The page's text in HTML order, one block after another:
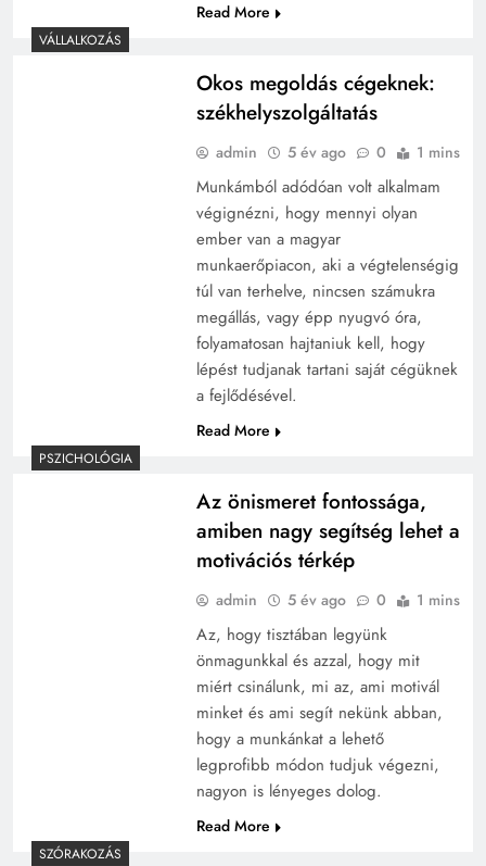
Read More
VÁLLALKOZÁS
Okos megoldás cégeknek:
székhelyszolgáltatás
admin 5 év ago 0 1 mins
Munkámból adódóan volt alkalmam
végignézni, hogy mennyi olyan
ember van a magyar
munkaerőpiacon, aki a végtelenségig
túl van terhelve, nincsen számukra
megállás, vagy épp nyugvó óra,
folyamatosan hajtaniuk kell, hogy
lépést tudjanak tartani saját cégüknek
a fejlődésével.
Read More
PSZICHOLÓGIA
Az önismeret fontossága,
amiben nagy segítség lehet a
motivációs térkép
admin 5 év ago 0 1 mins
Az, hogy tisztában legyünk
önmagunkkal és azzal, hogy mit
miért csinálunk, mi az, ami motivál
minket és ami segít nekünk abban,
hogy a munkánkat a lehető
legprofibb módon tudjuk végezni,
nagyon is lényeges dolog.
Read More
SZÓRAKOZÁS